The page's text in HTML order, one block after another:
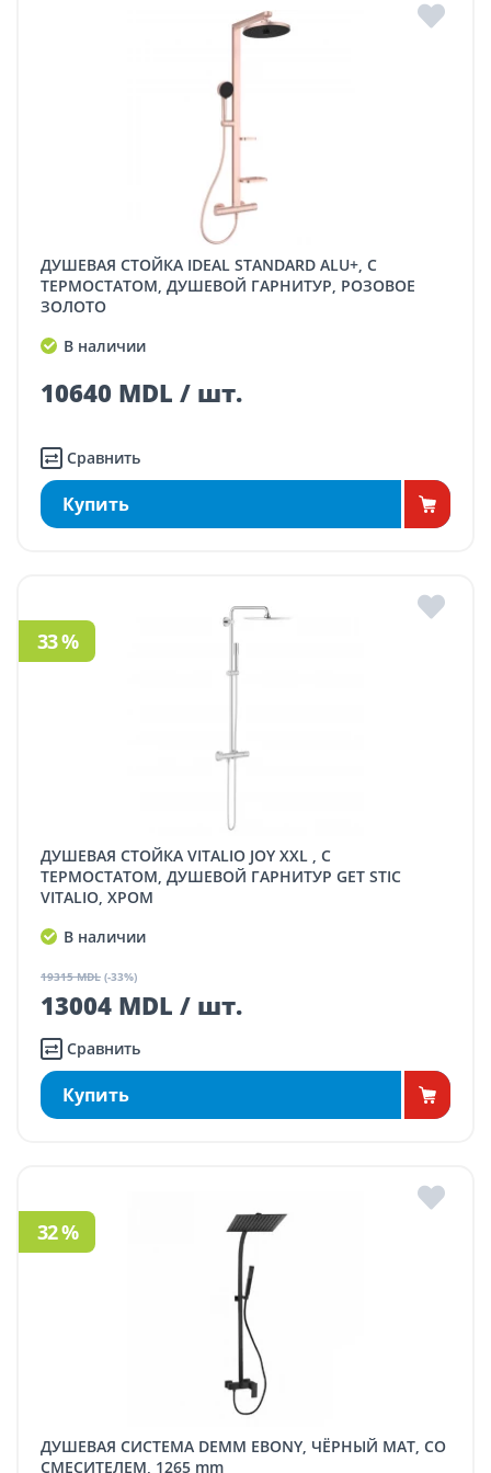
ДУШЕВАЯ СТОЙКА IDEAL STANDARD ALU+, С
ТЕРМОСТАТОМ, ДУШЕВОЙ ГАРНИТУР, РОЗОВОЕ
ЗОЛОТО
В наличии
10640 MDL / шт.
Сравнить
Купить
ДУШЕВАЯ СТОЙКА VITALIO JOY XXL , С
ТЕРМОСТАТОМ, ДУШЕВОЙ ГАРНИТУР GET STIC
VITALIO, ХРОМ
В наличии
19315 MDL (-33%)
13004 MDL / шт.
33 %
Сравнить
Купить
ДУШЕВАЯ СИСТЕМА DEMM EBONY, ЧЁРНЫЙ МАТ, СО
СМЕСИТЕЛЕМ, 1265 mm
32 %